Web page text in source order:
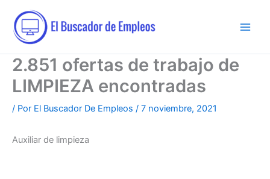
contenido
2.851 ofertas de trabajo de
LIMPIEZA encontradas
/ Por El Buscador De Empleos / 7 noviembre, 2021
Auxiliar de limpieza